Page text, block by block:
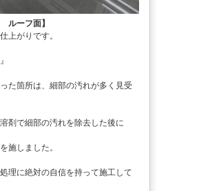
ルーフ面】
上がりです。
た箇所は、細部の汚れが多く見受
剤で細部の汚れを除去した後に
施しました。
理に絶対の自信を持って施工して